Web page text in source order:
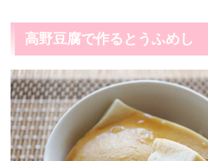
高野豆腐で作るとうふめし